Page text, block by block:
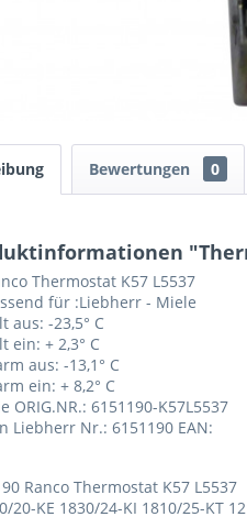
Bewertungen 0
Thermostat K57 L5537
für :Liebherr - Miele
aus: -23,5° C
ein: + 2,3° C
aus: -13,1° C
ein: + 8,2° C
ORIG.NR.: 6151190-K57L5537
Liebherr Nr.: 6151190 EAN:
Ranco Thermostat K57 L5537
20-KE 1830/24-KI 1810/25-KT